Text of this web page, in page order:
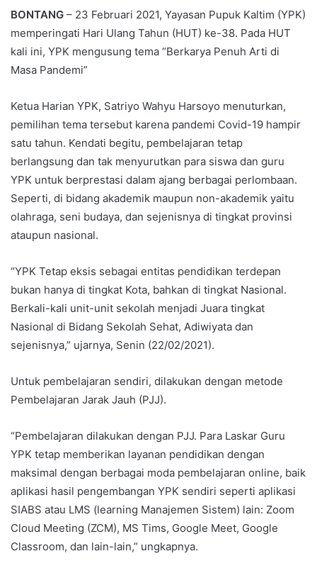
BONTANG – 23 Februari 2021, Yayasan Pupuk Kaltim (YPK)
memperingati Hari Ulang Tahun (HUT) ke-38. Pada HUT
kali ini, YPK mengusung tema “Berkarya Penuh Arti di
Masa Pandemi”
Ketua Harian YPK, Satriyo Wahyu Harsoyo menuturkan,
pemilihan tema tersebut karena pandemi Covid-19 hampir
satu tahun. Kendati begitu, pembelajaran tetap
berlangsung dan tak menyurutkan para siswa dan guru
YPK untuk berprestasi dalam ajang berbagai perlombaan.
Seperti, di bidang akademik maupun non-akademik yaitu
olahraga, seni budaya, dan sejenisnya di tingkat provinsi
ataupun nasional.
“YPK Tetap eksis sebagai entitas pendidikan terdepan
bukan hanya di tingkat Kota, bahkan di tingkat Nasional.
Berkali-kali unit-unit sekolah menjadi Juara tingkat
Nasional di Bidang Sekolah Sehat, Adiwiyata dan
sejenisnya,” ujarnya, Senin (22/02/2021).
Untuk pembelajaran sendiri, dilakukan dengan metode
Pembelajaran Jarak Jauh (PJJ).
“Pembelajaran dilakukan dengan PJJ. Para Laskar Guru
YPK tetap memberikan layanan pendidikan dengan
maksimal dengan berbagai moda pembelajaran online, baik
aplikasi hasil pengembangan YPK sendiri seperti aplikasi
SIABS atau LMS (learning Manajemen Sistem) lain: Zoom
Cloud Meeting (ZCM), MS Tims, Google Meet, Google
Classroom, dan lain-lain,” ungkapnya.